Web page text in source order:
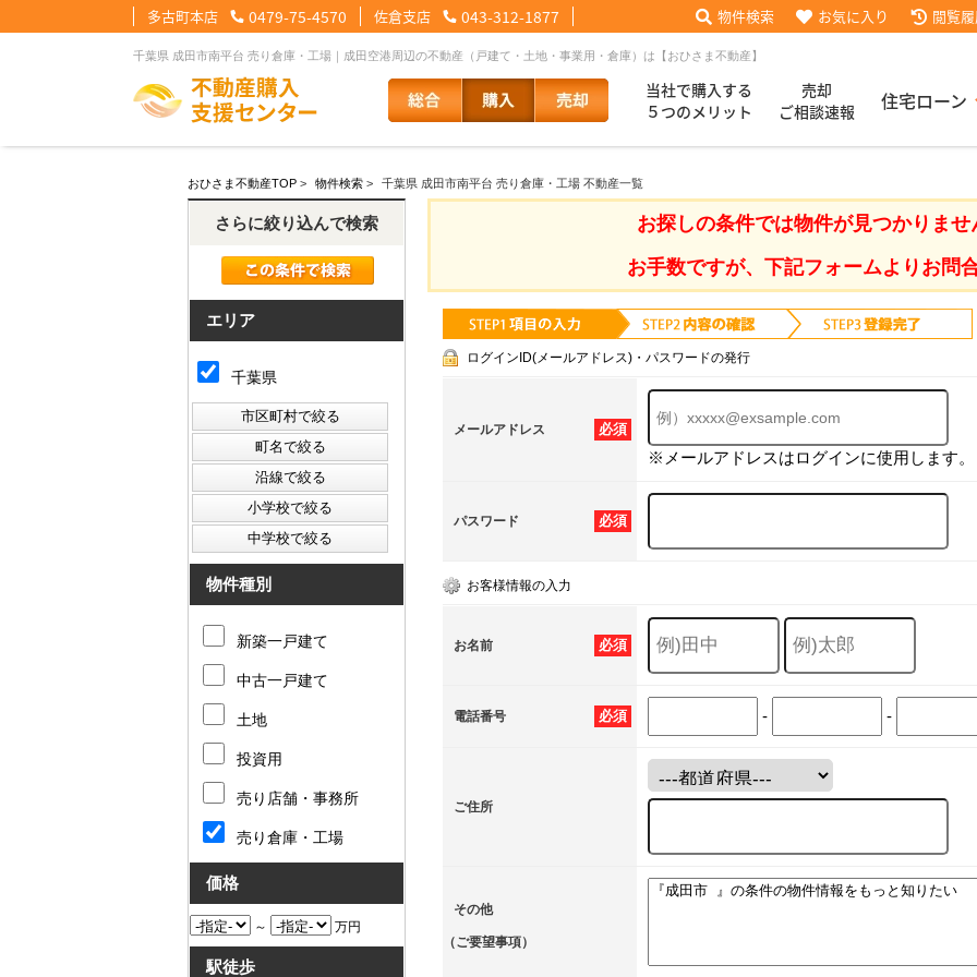
千葉県 成田市南平台 売り倉庫・工場｜成田空港周辺の不動産（戸建て・土地・事業用・倉庫）は【おひさま不動産】
多古町本店 0479-75-4570 佐倉支店 043-312-1877 物件検索 お気に入り 閲覧
当社で購入する
５つのメリット
売却
ご相談速報
住宅ローン
【住宅ローンメニュー】
住宅ローンに強い理由
【会社情報メニュー】
会社概要 スタッフ紹介 お客様の声 当社の歩み 履歴
その他の事業紹介 健康経営優良法人2025 採用情報
【お問合せメニュー】
メール問合せ LINE問合せ 査定依頼 協力業者様募集 ローコ
おひさま不動産TOP > 物件検索 > 千葉県 成田市南平台 売り倉庫・工場 不動産一覧
お探しの条件では物件が見つかりませ
お手数ですが、下記フォームよりお問
ログインID(メールアドレス)・パスワードの発行
必須
メールアドレス
※メールアドレスはログインに使用します。
必須
パスワード
お客様情報の入力
必須
お名前
必須
電話番号 - -
ご住所
その他
（ご要望事項）
さらに絞り込んで検索
エリア
千葉県
物件種別
新築一戸建て
中古一戸建て
土地
投資用
売り店舗・事務所
売り倉庫・工場
価格
～ 万円
駅徒歩